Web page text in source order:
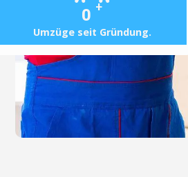
0 +
Umzüge seit Gründung.